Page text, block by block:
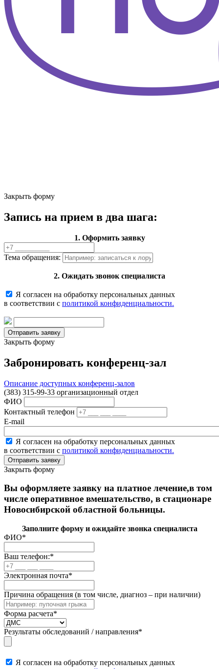
Закрыть форму
Запись на прием в два шага:
1. Оформить заявку
Тема обращения:
2. Ожидать звонок специалиста
Я согласен на обработку персональных данных
в соответствии с политикой конфиденциальности.
Закрыть форму
Забронировать конференц-зал
Описание доступных конференц-залов
(383) 315-99-33 организационный отдел
ФИО
Контактный телефон
E-mail
Я согласен на обработку персональных данных
в соответствии с политикой конфиденциальности.
Закрыть форму
Вы оформляете заявку на платное лечение,в том
числе оперативное вмешательство, в стационаре
Новосибирской областной больницы.
Заполните форму и ожидайте звонка специалиста
ФИО*
Ваш телефон:*
Электронная почта*
Причина обращения (в том числе, диагноз – при наличии)
Форма расчета*
Результаты обследований / направления*
Я согласен на обработку персональных данных